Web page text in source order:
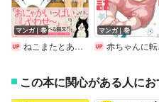
マンガ｜巻
ねこまたとあさごはん【電子特典付き】
マンガ｜巻
赤ちゃんに転生した話
この本に関心がある人に